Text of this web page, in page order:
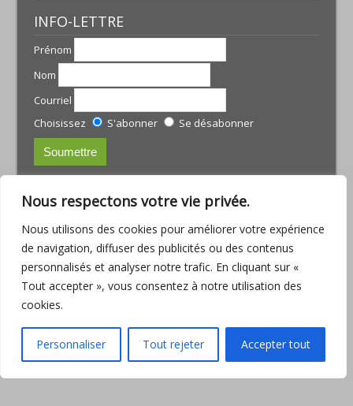
Nous respectons votre vie privée.
Nous utilisons des cookies pour améliorer votre expérience
de navigation, diffuser des publicités ou des contenus
personnalisés et analyser notre trafic. En cliquant sur «
Tout accepter », vous consentez à notre utilisation des
cookies.
Personnaliser Tout rejeter Accepter tout
INFO-LETTRE
Prénom
Nom
Courriel
Choisissez
S'abonner Se désabonner
courriel :julie@armoniamassotherapie.com
www.armoniamassotherapie.com
Téléphone : (418) 803-9918
JEAN-PHILIPPE RUETTE
Téléphone : (418) 563-6286
Politique de confidentialité